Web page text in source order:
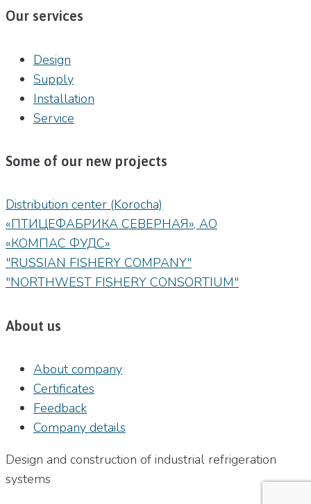
Our services
Design
Supply
Installation
Service
Some of our new projects
Distribution center (Korocha)
«ПТИЦЕФАБРИКА СЕВЕРНАЯ», АО
«КОМПАС ФУДС»
"RUSSIAN FISHERY COMPANY"
"NORTHWEST FISHERY CONSORTIUM"
About us
About company
Certificates
Feedback
Company details
Design and construction of industrial refrigeration
systems